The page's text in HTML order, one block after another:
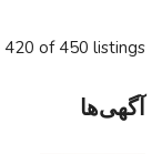
420 of 450 listings
آگهی‌ها